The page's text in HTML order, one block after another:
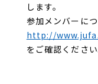
します。
参加メンバーにつ
http://
をご確認ください